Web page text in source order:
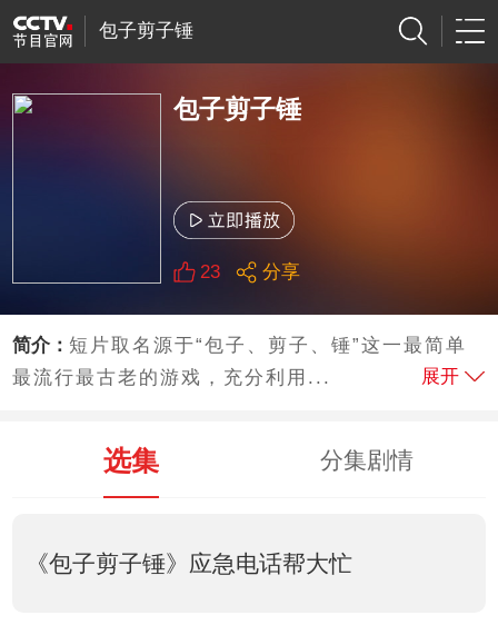
包子剪子锤
包子剪子锤
23 分享
简介： 短片取名源于“包子、剪子、锤”这一最简单
最流行最古老的游戏，充分利用...
展开
选集 分集剧情
《包子剪子锤》应急电话帮大忙